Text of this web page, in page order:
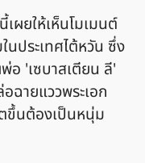
เผยให้เห็นโมเมนต์
ประเทศไต้หวัน ซึ่ง
'เซบาสเตียน ลี'
ฉายแววพระเอก
ขึ้นต้องเป็นหนุ่ม